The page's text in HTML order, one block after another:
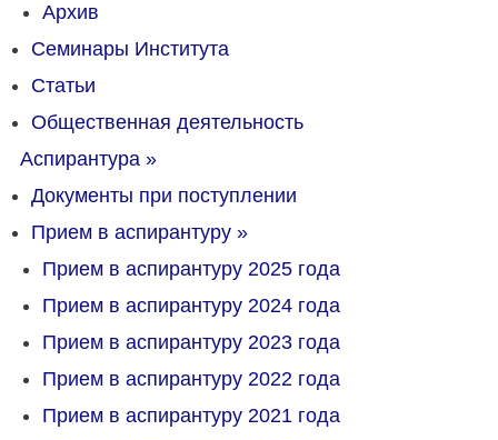
Архив
Семинары Института
Статьи
Общественная деятельность
Аспирантура »
Документы при поступлении
Прием в аспирантуру »
Прием в аспирантуру 2025 года
Прием в аспирантуру 2024 года
Прием в аспирантуру 2023 года
Прием в аспирантуру 2022 года
Прием в аспирантуру 2021 года